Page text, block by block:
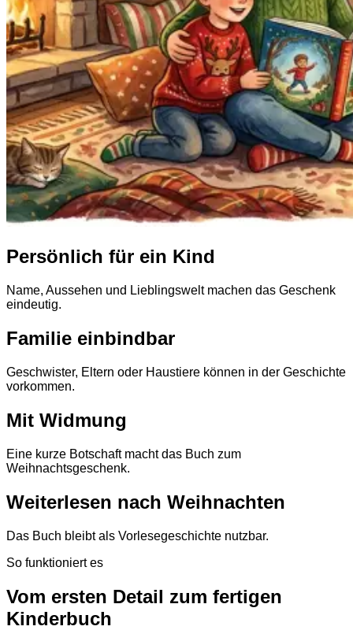
Persönlich für ein Kind
Name, Aussehen und Lieblingswelt machen das Geschenk
eindeutig.
Familie einbindbar
Geschwister, Eltern oder Haustiere können in der Geschichte
vorkommen.
Mit Widmung
Eine kurze Botschaft macht das Buch zum
Weihnachtsgeschenk.
Weiterlesen nach Weihnachten
Das Buch bleibt als Vorlesegeschichte nutzbar.
So funktioniert es
Vom ersten Detail zum fertigen
Kinderbuch